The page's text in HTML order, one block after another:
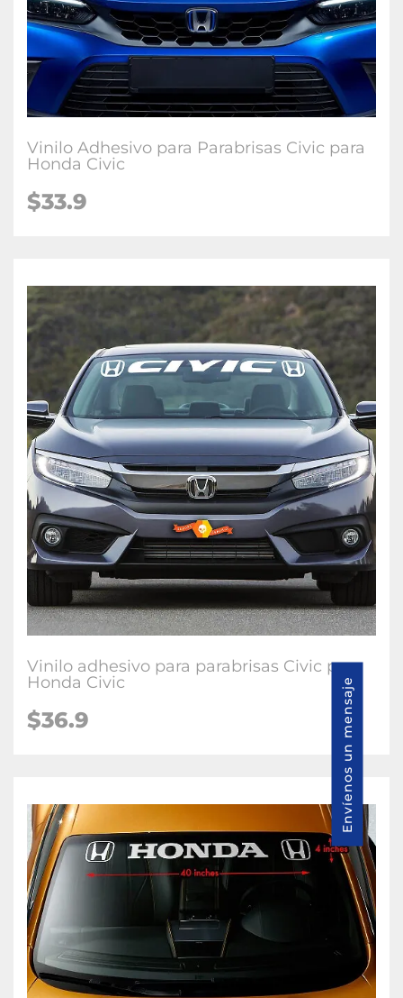
Vinilo Adhesivo para Parabrisas Civic para
Honda Civic
$33.9
Vinilo adhesivo para parabrisas Civic para
Honda Civic
$36.9 Envíenos un mensaje